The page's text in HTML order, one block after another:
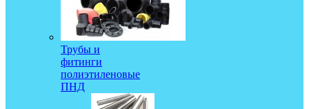
Трубы и
фитинги
полиэтиленовые
ПНД